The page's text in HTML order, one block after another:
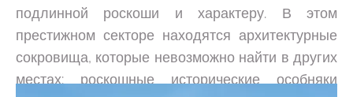
подлинной роскоши и характеру. В этом
престижном секторе находятся архитектурные
сокровища, которые невозможно найти в других
местах: роскошные исторические особняки